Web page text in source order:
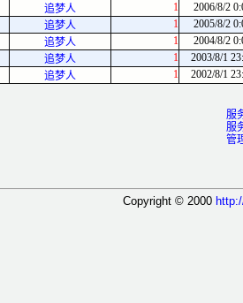
追梦人 1
2006/8/2
追梦人 1
2005/8/2
追梦人 1
2004/8/2
追梦人 1
2003/8/1
追梦人 1 2002/8/1
服
服
管
Copyright © 2000